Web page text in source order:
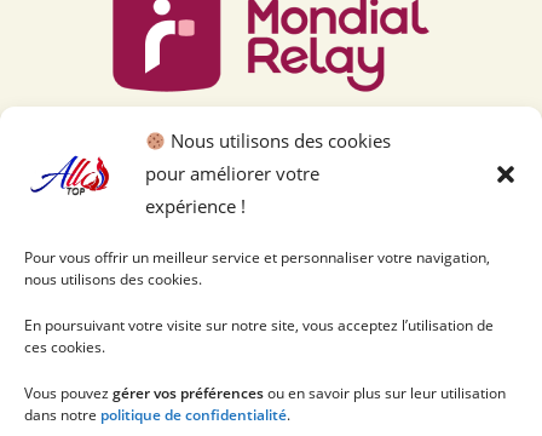
Nous utilisons des cookies
pour améliorer votre
expérience !
Pour vous offrir un meilleur service et personnaliser votre navigation,
nous utilisons des cookies.
En poursuivant votre visite sur notre site, vous acceptez l’utilisation de
ces cookies.
Vous pouvezgérer vos préférencesou en savoir plus sur leur utilisation
dans notre politique de confidentialité.